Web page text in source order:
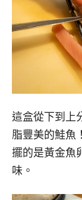
這盒從下到上
脂豐美的鮭魚
擺的是黃金魚
味。